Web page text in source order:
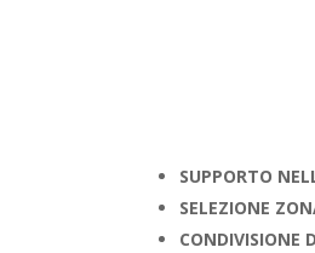
SUPPORTO
SELEZIONE
CONDIVISIONE